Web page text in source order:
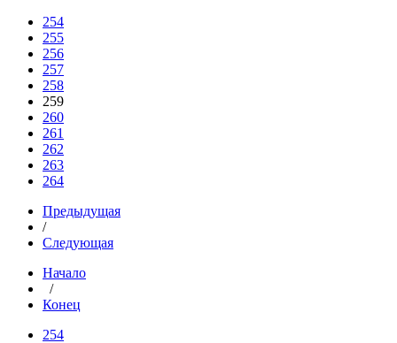
254
255
256
257
258
259
260
261
262
263
264
Предыдущая
/
Следующая
Начало
/
Конец
254